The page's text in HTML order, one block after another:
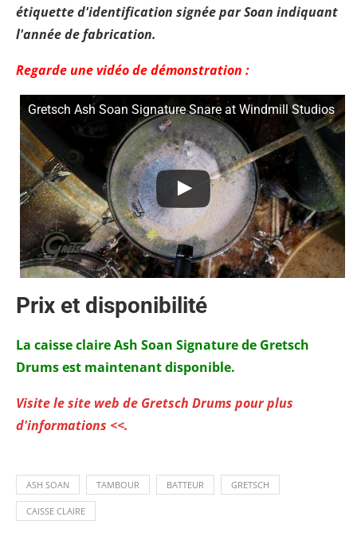
étiquette d'identification signée par Soan indiquant
l'année de fabrication.
Regarde une vidéo de démonstration :
Gretsch Ash Soan Signature Snare at Windmill Studios
Prix et disponibilité
La caisse claire Ash Soan Signature de Gretsch
Drums est maintenant disponible.
Visite le site web de Gretsch Drums pour plus
d'informations <<.
ASH SOAN TAMBOUR BATTEUR GRETSCH
CAISSE CLAIRE